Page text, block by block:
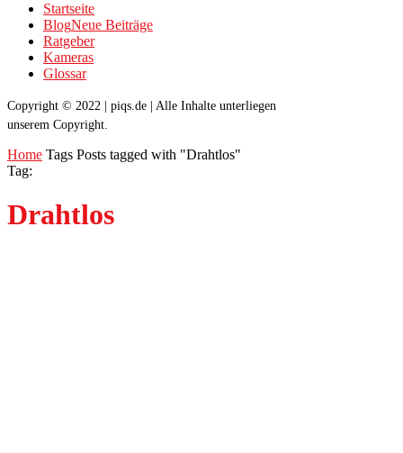
Startseite
BlogNeue Beiträge
Ratgeber
Kameras
Glossar
Copyright © 2022 | piqs.de | Alle Inhalte unterliegen
unserem Copyright.
Home Tags Posts tagged with "Drahtlos"
Tag:
Drahtlos